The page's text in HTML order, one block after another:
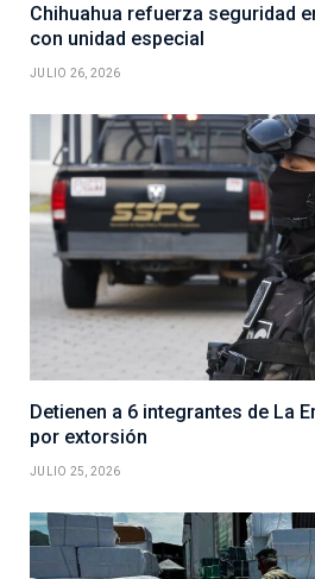
Chihuahua refuerza seguridad
con unidad especial
JULIO 26, 2026
Detienen a 6 integrantes de La
por extorsión
JULIO 25, 2026